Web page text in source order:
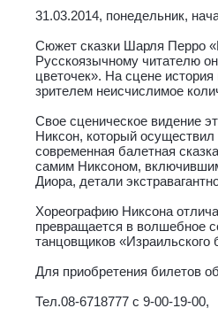
31.03.2014, понедельник,
Сюжет сказки Шарля Перро
Русскоязычному читателю
цветочек». На сцене
зрителем неисчислимое
Свое сценическое видение
Никсон, который
современная балетная
самим Никсоном,
Диора, детали
Хореографию Никсона
превращается в волшебное
танцовщиков «Израильского
Для приобретения билетов
Тел.08-6718777 с 9-00-19-00,